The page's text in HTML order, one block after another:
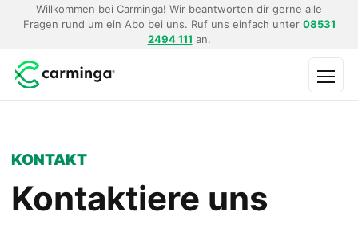
Willkommen bei Carminga! Wir beantworten dir gerne alle
Fragen rund um ein Abo bei uns. Ruf uns einfach unter 08531
2494 111 an.
KONTAKT
Kontaktiere uns